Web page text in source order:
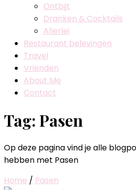
Ontbijt
Dranken & Cocktails
Allerlei
Restaurant belevingen
Travel
Vrienden
About Me
Contact
Tag: Pasen
Op deze pagina vind je alle
hebben met Pasen
Home / Pasen